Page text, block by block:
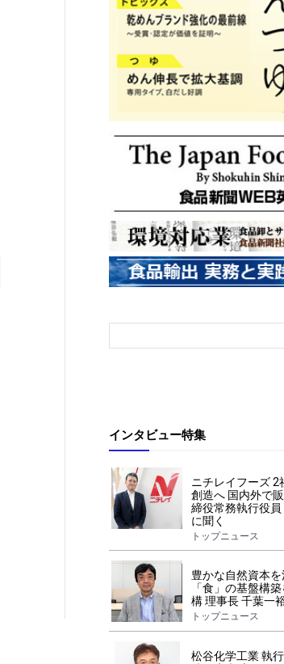
インタビュー特集
ニチレイフーズ 2
創造へ 国内外で
締役常務執行役
に聞く
トップニュース
豊かな自然資本
「食」の基盤構
構 理事長 千葉一
トップニュース
松谷化学工業 執